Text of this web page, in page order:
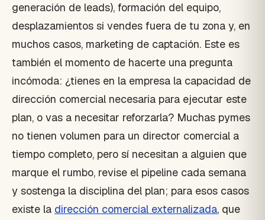
generación de leads), formación del equipo,
desplazamientos si vendes fuera de tu zona y, en
muchos casos, marketing de captación. Este es
también el momento de hacerte una pregunta
incómoda: ¿tienes en la empresa la capacidad de
dirección comercial necesaria para ejecutar este
plan, o vas a necesitar reforzarla? Muchas pymes
no tienen volumen para un director comercial a
tiempo completo, pero sí necesitan a alguien que
marque el rumbo, revise el pipeline cada semana
y sostenga la disciplina del plan; para esos casos
existe la dirección comercial externalizada, que